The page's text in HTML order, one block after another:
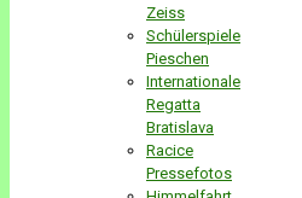
Zeiss
Schülerspiele
Pieschen
Internationale
Regatta
Bratislava
Racice
Pressefotos